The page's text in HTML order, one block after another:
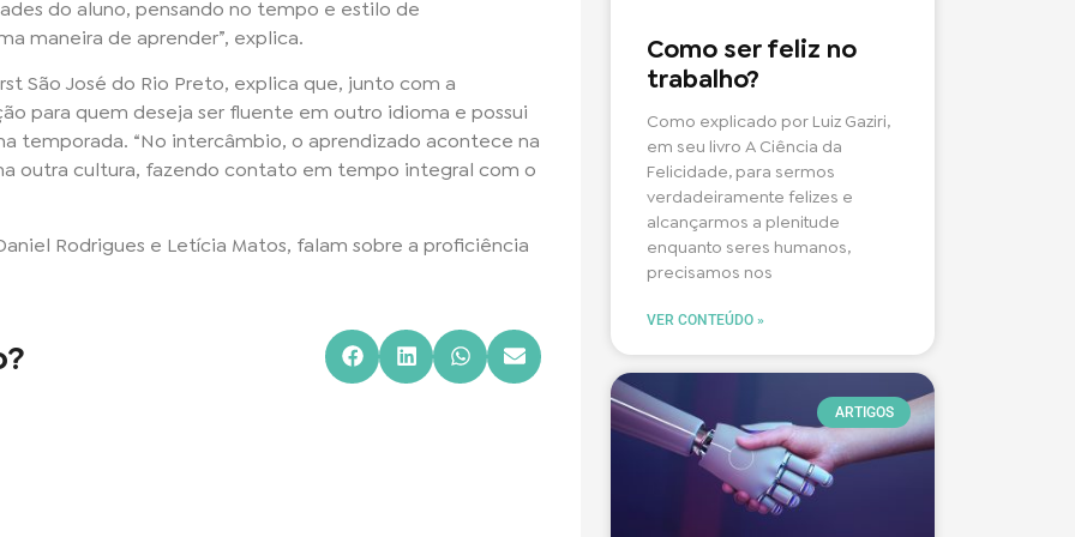
do aluno, pensando no tempo e estilo de
maneira de aprender”, explica.
São José do Rio Preto, explica que, junto com a
para quem deseja ser fluente em outro idioma e possui
temporada. “No intercâmbio, o aprendizado acontece na
outra cultura, fazendo contato em tempo integral com o
Rodrigues e Letícia Matos, falam sobre a proficiência
Como ser feliz no
trabalho?
Como explicado por Luiz Gaziri,
em seu livro A Ciência da
Felicidade, para sermos
verdadeiramente felizes e
alcançarmos a plenitude
enquanto seres humanos,
precisamos nos
VER CONTEÚDO »
ARTIGOS